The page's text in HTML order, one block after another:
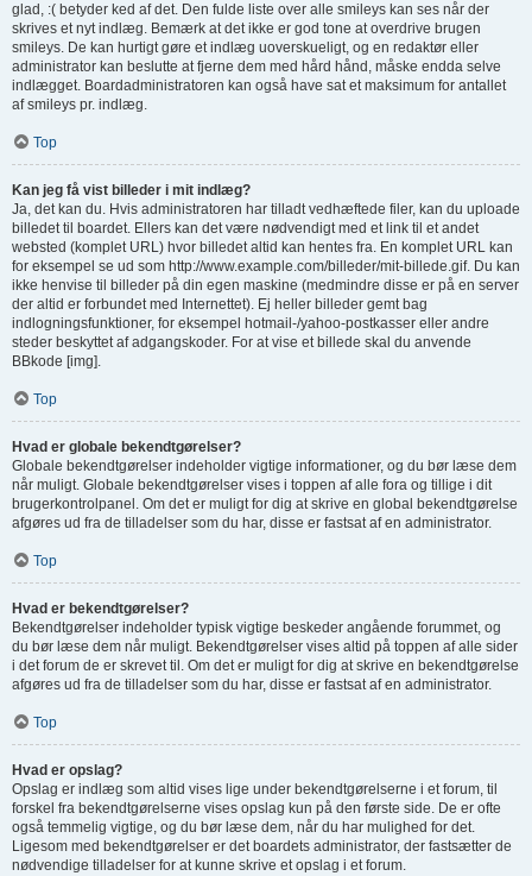
glad, :( betyder ked af det. Den fulde liste over alle smileys kan ses når der
skrives et nyt indlæg. Bemærk at det ikke er god tone at overdrive brugen
smileys. De kan hurtigt gøre et indlæg uoverskueligt, og en redaktør eller
administrator kan beslutte at fjerne dem med hård hånd, måske endda selve
indlægget. Boardadministratoren kan også have sat et maksimum for antallet
af smileys pr. indlæg.
Top
Kan jeg få vist billeder i mit indlæg?
Ja, det kan du. Hvis administratoren har tilladt vedhæftede filer, kan du uploade
billedet til boardet. Ellers kan det være nødvendigt med et link til et andet
websted (komplet URL) hvor billedet altid kan hentes fra. En komplet URL kan
for eksempel se ud som http://www.example.com/billeder/mit-billede.gif. Du kan
ikke henvise til billeder på din egen maskine (medmindre disse er på en server
der altid er forbundet med Internettet). Ej heller billeder gemt bag
indlogningsfunktioner, for eksempel hotmail-/yahoo-postkasser eller andre
steder beskyttet af adgangskoder. For at vise et billede skal du anvende
BBkode [img].
Top
Hvad er globale bekendtgørelser?
Globale bekendtgørelser indeholder vigtige informationer, og du bør læse dem
når muligt. Globale bekendtgørelser vises i toppen af alle fora og tillige i dit
brugerkontrolpanel. Om det er muligt for dig at skrive en global bekendtgørelse
afgøres ud fra de tilladelser som du har, disse er fastsat af en administrator.
Top
Hvad er bekendtgørelser?
Bekendtgørelser indeholder typisk vigtige beskeder angående forummet, og
du bør læse dem når muligt. Bekendtgørelser vises altid på toppen af alle sider
i det forum de er skrevet til. Om det er muligt for dig at skrive en bekendtgørelse
afgøres ud fra de tilladelser som du har, disse er fastsat af en administrator.
Top
Hvad er opslag?
Opslag er indlæg som altid vises lige under bekendtgørelserne i et forum, til
forskel fra bekendtgørelserne vises opslag kun på den første side. De er ofte
også temmelig vigtige, og du bør læse dem, når du har mulighed for det.
Ligesom med bekendtgørelser er det boardets administrator, der fastsætter de
nødvendige tilladelser for at kunne skrive et opslag i et forum.